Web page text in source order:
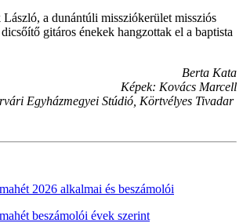
a dunántúli missziókerület missziós
gitáros énekek hangzottak el a baptista
Berta Kata
Képek: Kovács Marcell
Egyházmegyei Stúdió, Körtvélyes Tivadar
2026 alkalmai és beszámolói
beszámolói évek szerint